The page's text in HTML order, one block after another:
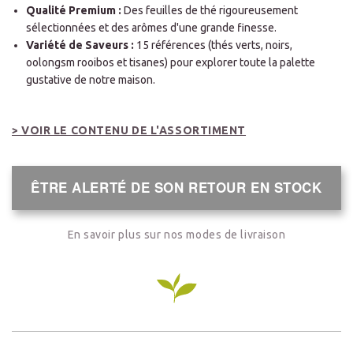
Qualité Premium : Des feuilles de thé rigoureusement
sélectionnées et des arômes d'une grande finesse.
Variété de Saveurs : 15 références (thés verts, noirs,
oolongsm rooibos et tisanes) pour explorer toute la palette
gustative de notre maison.
> VOIR LE CONTENU DE L'ASSORTIMENT
ÊTRE ALERTÉ DE SON RETOUR EN STOCK
En savoir plus sur nos modes de livraison